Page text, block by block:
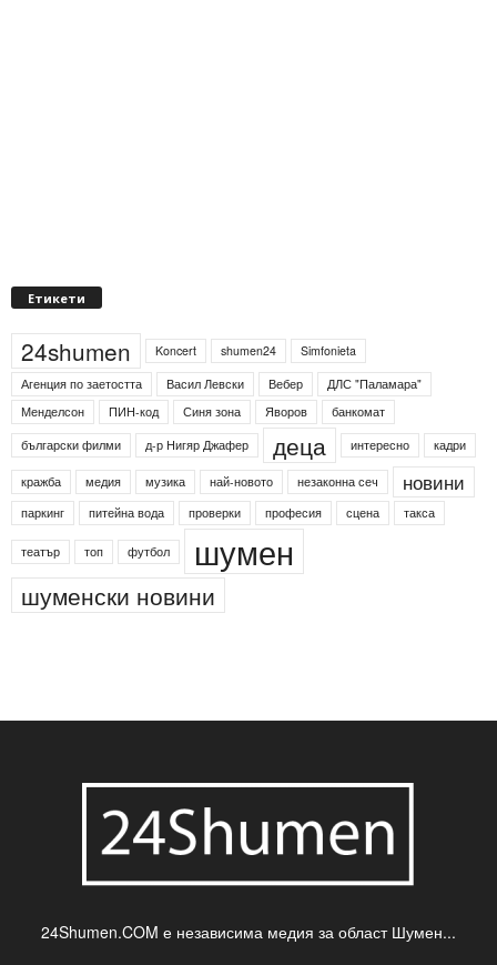
Етикети
24shumen Koncert shumen24
Simfonieta
Агенция по заетостта
Васил Левски Вебер
ДЛС "Паламара"
Менделсон
ПИН-код Синя зона Яворов
банкомат
български филми
д-р Нигяр Джафер деца интересно кадри
кражба медия музика най-новото незаконна сеч новини
паркинг питейна вода проверки професия сцена такса
театър топ футбол шумен
шуменски новини
24Shumen.COM е независима медия за област Шумен...